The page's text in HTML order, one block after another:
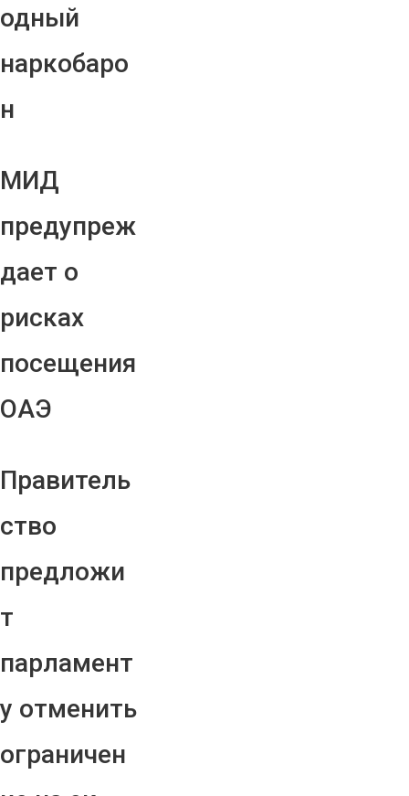
одный
наркобаро
н
МИД
предупреж
дает о
рисках
посещения
ОАЭ
Правитель
ство
предложи
т
парламент
у отменить
ограничен